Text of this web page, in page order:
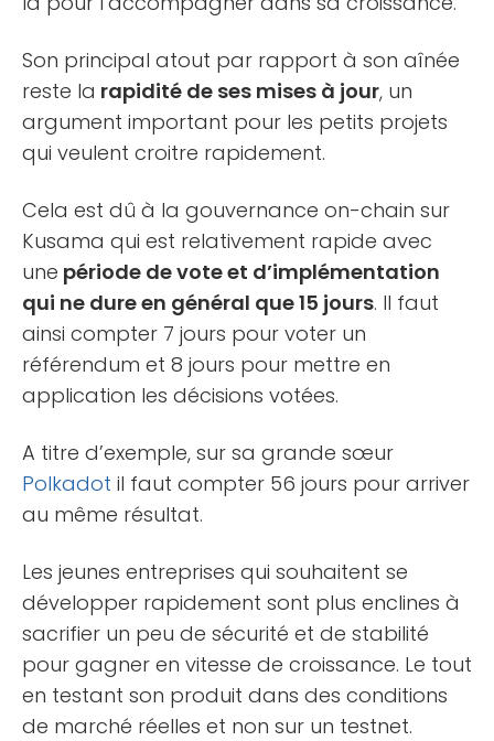
Son principal atout par rapport à son aînée
reste la rapidité de ses mises à jour, un
argument important pour les petits projets
qui veulent croitre rapidement.
Cela est dû à la gouvernance on-chain sur
Kusama qui est relativement rapide avec
une période de vote et d’implémentation
qui ne dure en général que 15 jours. Il faut
ainsi compter 7 jours pour voter un
référendum et 8 jours pour mettre en
application les décisions votées.
A titre d’exemple, sur sa grande sœur
Polkadot il faut compter 56 jours pour arriver
au même résultat.
Les jeunes entreprises qui souhaitent se
développer rapidement sont plus enclines à
sacrifier un peu de sécurité et de stabilité
pour gagner en vitesse de croissance. Le tout
en testant son produit dans des conditions
de marché réelles et non sur un testnet.